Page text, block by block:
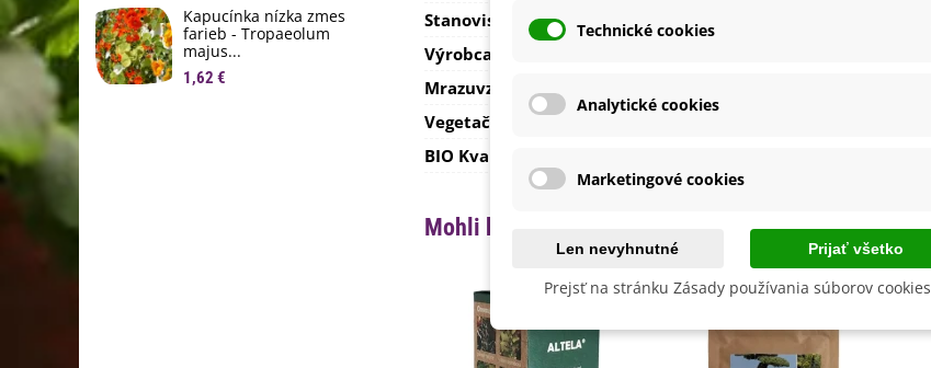
Kapucínka nízka zmes
farieb - Tropaeolum
majus...
1,62 €
Stanovisko
Slnečné
Výrobca
Mrazuvzdornosť
Vegetačné Obdobie
BIO Kvalita
Mohli byste ešte potrebovať
Technické cookies
Analytické cookies
Marketingové cookies
Len nevyhnutné Prijať všetko
Prejsť na stránku Zásady používania súborov cookies